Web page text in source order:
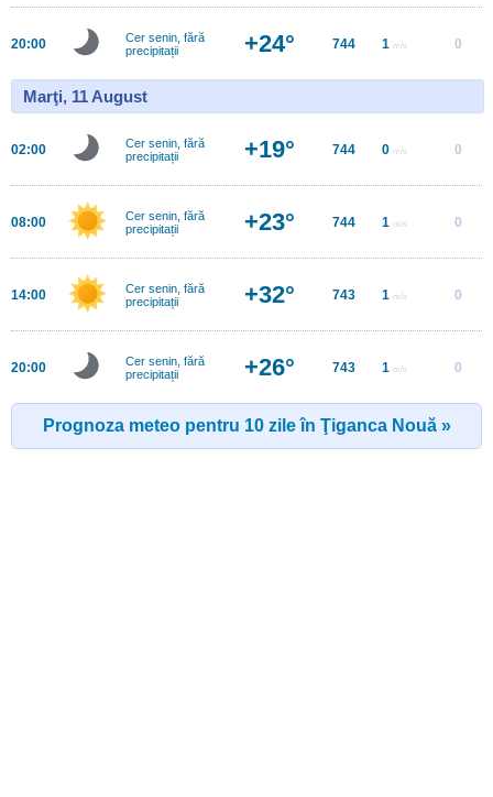
20:00
Cer senin, fără
precipitații
+24° 744 1 m/s 0
Marţi, 11 August
02:00
Cer senin, fără
precipitații
+19° 744 0 m/s 0
08:00
Cer senin, fără
precipitații
+23° 744 1 m/s 0
14:00
Cer senin, fără
precipitații
+32° 743 1 m/s 0
20:00
Cer senin, fără
precipitații
+26° 743 1 m/s 0
Prognoza meteo pentru 10 zile în Ţiganca Nouă »